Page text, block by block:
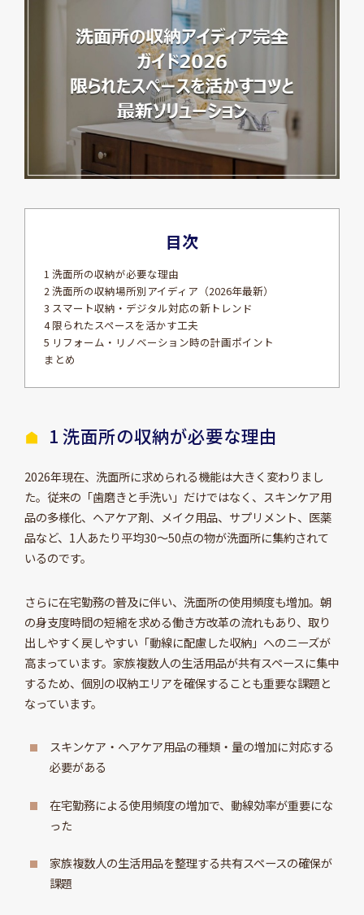
目次
1 洗面所の収納が必要な理由
2 洗面所の収納場所別アイディア（2026年最新）
3 スマート収納・デジタル対応の新トレンド
4 限られたスペースを活かす工夫
5 リフォーム・リノベーション時の計画ポイント
まとめ
1 洗面所の収納が必要な理由
2026年現在、洗面所に求められる機能は大きく変わりまし
た。従来の「歯磨きと手洗い」だけではなく、スキンケア用
品の多様化、ヘアケア剤、メイク用品、サプリメント、医薬
品など、1人あたり平均30～50点の物が洗面所に集約されて
いるのです。
さらに在宅勤務の普及に伴い、洗面所の使用頻度も増加。朝
の身支度時間の短縮を求める働き方改革の流れもあり、取り
出しやすく戻しやすい「動線に配慮した収納」へのニーズが
高まっています。家族複数人の生活用品が共有スペースに集中
するため、個別の収納エリアを確保することも重要な課題と
なっています。
スキンケア・ヘアケア用品の種類・量の増加に対応する
必要がある
在宅勤務による使用頻度の増加で、動線効率が重要にな
った
家族複数人の生活用品を整理する共有スペースの確保が
課題